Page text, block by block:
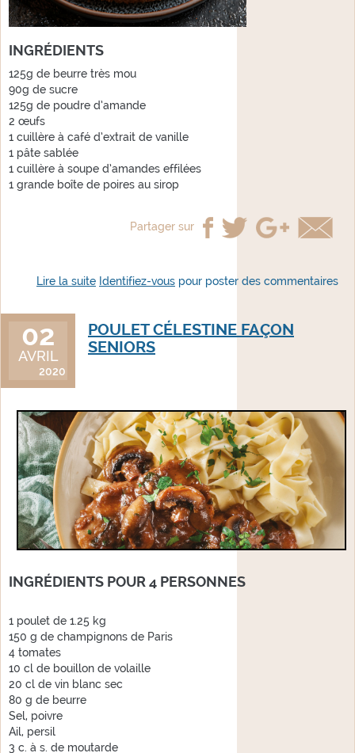
INGRÉDIENTS
125g de beurre très mou
90g de sucre
125g de poudre d’amande
2 œufs
1 cuillère à café d’extrait de vanille
1 pâte sablée
1 cuillère à soupe d’amandes effilées
1 grande boîte de poires au sirop
Partager sur
Lire la suite de tarte Bourdaloue
Identifiez-vous pour poster des commentaires
POULET CÉLESTINE FAÇON
SENIORS
02
AVRIL
2020
INGRÉDIENTS POUR 4 PERSONNES
1 poulet de 1.25 kg
150 g de champignons de Paris
4 tomates
10 cl de bouillon de volaille
20 cl de vin blanc sec
80 g de beurre
Sel, poivre
Ail, persil
3 c. à s. de moutarde